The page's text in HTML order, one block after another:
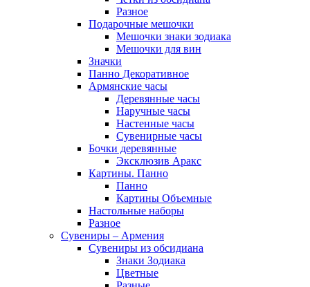
Разное
Подарочные мешочки
Мешочки знаки зодиака
Мешочки для вин
Значки
Панно Декоративное
Армянские часы
Деревянные часы
Наручные часы
Настенные часы
Сувенирные часы
Бочки деревянные
Эксклюзив Аракс
Картины. Панно
Панно
Картины Объемные
Настольные наборы
Разное
Сувениры – Армения
Сувениры из обсидиана
Знаки Зодиака
Цветные